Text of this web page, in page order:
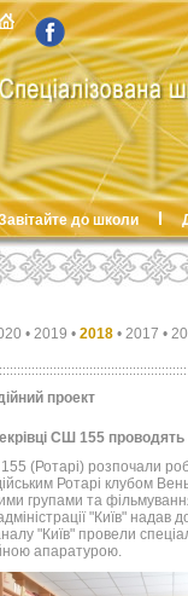
до школи
• 2019 • 2018 • 2017 •
проект
СШ 155 проводять
(Ротарі) розпочали
Ротарі клубом
групами та
"Київ"
"Київ" провели
апаратурою.